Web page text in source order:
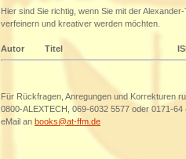
Hier sind Sie richtig, wenn Sie mit der
verfeinern und kreativer werden möchten.
Autor Titel
Für Rückfragen, Anregungen und Korrekturen
0800-ALEXTECH, 069-6032 5577 oder 0171-
eMail an books@at-ffm.de